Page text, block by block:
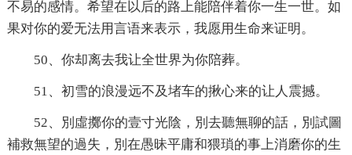
不易的感情。希望在以后的路上能陪伴着你一生一世。如
果对你的爱无法用言语来表示，我愿用生命来证明。
50、你却离去我让全世界为你陪葬。
51、初雪的浪漫远不及堵车的揪心来的让人震撼。
52、別虛擲你的壹寸光陰，別去聽無聊的話，別試圖
補救無望的過失，別在愚昧平庸和猥瑣的事上消磨你的生